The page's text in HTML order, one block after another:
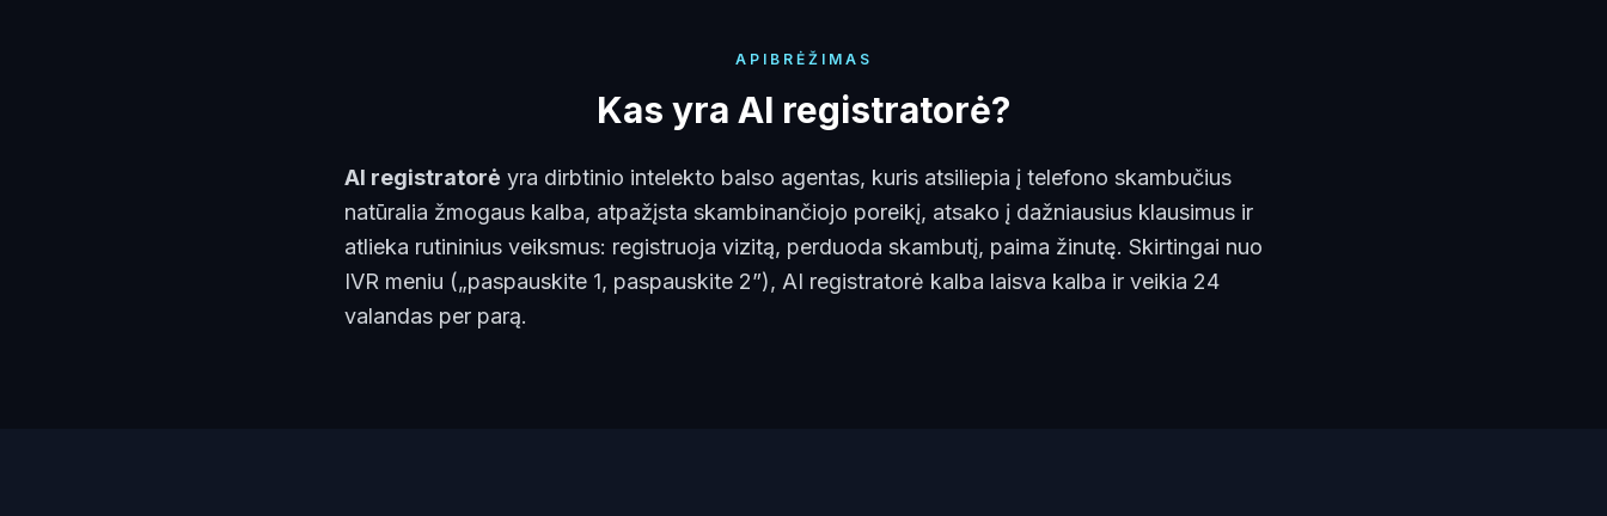
APIBRĖŽIMAS
Kas yra AI registratorė?
AI registratorė yra dirbtinio intelekto balso agentas, kuris atsiliepia į telefono skambučius
natūralia žmogaus kalba, atpažįsta skambinančiojo poreikį, atsako į dažniausius klausimus ir
atlieka rutininius veiksmus: registruoja vizitą, perduoda skambutį, paima žinutę. Skirtingai nuo
IVR meniu („paspauskite 1, paspauskite 2”), AI registratorė kalba laisva kalba ir veikia 24
valandas per parą.